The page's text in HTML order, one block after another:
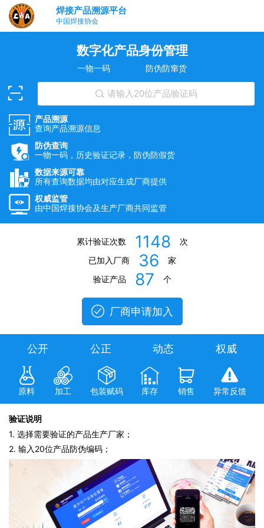
焊接产品溯源平台
中国焊接协会
数字化产品身份管理
一物一码 防伪防窜货
请输入20位产品验证码
产品溯源
查询产品溯源信息
防伪查询
一物一码，历史验证记录，防伪防假货
数据来源可靠
所有查询数据均由对应生成厂商提供
权威监管
由中国焊接协会及生产厂商共同监管
累计验证次数 1148
次
已加入厂商
36
家
验证产品
87 个
厂商申请加入
公开 公正 动态 权威
原料 加工 包装赋码 库存 销售 异常反馈
验证说明
1. 选择需要验证的产品生产厂家；
2. 输入20位产品防伪编码；